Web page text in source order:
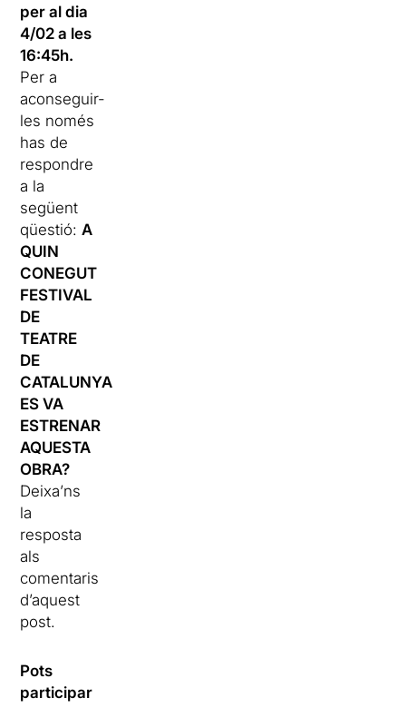
per al dia
4/02 a les
16:45h.
Per a
aconseguir-
les només
has de
respondre
a la
següent
qüestió:A
QUIN
CONEGUT
FESTIVAL
DE
TEATRE
DE
CATALUNYA
ES VA
ESTRENAR
AQUESTA
OBRA?
Deixa’ns
la
resposta
als
comentaris
d’aquest
post.
Pots
participar